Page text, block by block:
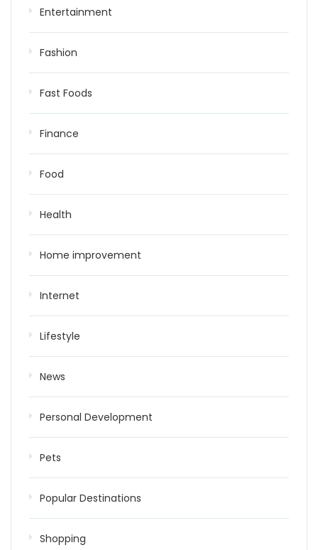
Entertainment
Fashion
Fast Foods
Finance
Food
Health
Home improvement
Internet
Lifestyle
News
Personal Development
Pets
Popular Destinations
Shopping